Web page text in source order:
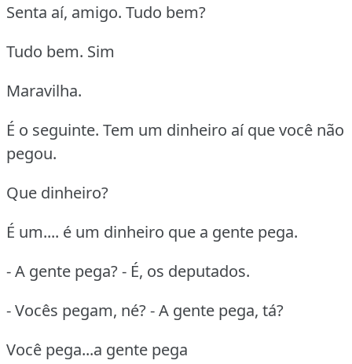
Senta aí, amigo. Tudo bem?
Tudo bem. Sim
Maravilha.
É o seguinte. Tem um dinheiro aí que você não
pegou.
Que dinheiro?
É um.... é um dinheiro que a gente pega.
- A gente pega? - É, os deputados.
- Vocês pegam, né? - A gente pega, tá?
Você pega...a gente pega